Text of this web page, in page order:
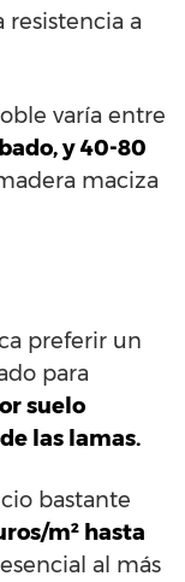
resistencia a
varía entre
y 40-80
maciza
preferir un
para
suelo
las lamas.
bastante
m² hasta
al más